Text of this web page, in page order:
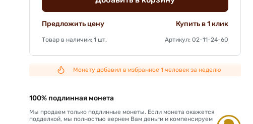
Предложить цену Купить в 1 клик
Товар в наличии: 1 шт. Артикул: 02-11-24-60
Монету добавил в избранное 1 человек за неделю
100% подлинная монета
Мы продаем только подлинные монеты. Если монета окажется
подделкой, мы полностью вернем Вам деньги и компенсируем